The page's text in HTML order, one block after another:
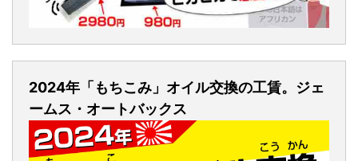
2024年「もちこみ」オイル交換の工賃。ジェ
ームス・オートバックス